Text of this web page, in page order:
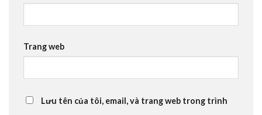
Trang web
Lưu tên của tôi, email, và trang web trong trình